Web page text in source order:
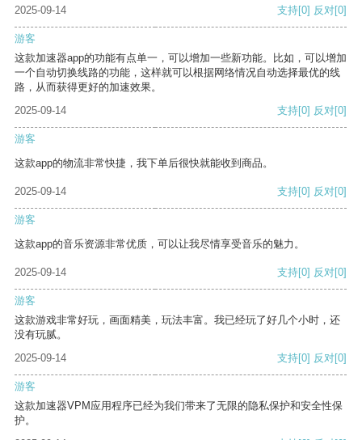
2025-09-14 支持[0] 反对[0]
游客
这款加速器app的功能有点单一，可以增加一些新功能。比如，可以增加
一个自动切换线路的功能，这样就可以根据网络情况自动选择最优的线
路，从而获得更好的加速效果。
2025-09-14
支持[0] 反对[0]
游客
这款app的物流非常快捷，我下单后很快就能收到商品。
2025-09-14 支持[0] 反对[0]
游客
这款app的音乐资源非常优质，可以让我尽情享受音乐的魅力。
2025-09-14 支持[0] 反对[0]
游客
这款游戏非常好玩，画面精美，玩法丰富。我已经玩了好几个小时，还
没有玩腻。
2025-09-14
支持[0] 反对[0]
游客
这款加速器VPM应用程序已经为我们带来了无限的隐私保护和安全性保
护。